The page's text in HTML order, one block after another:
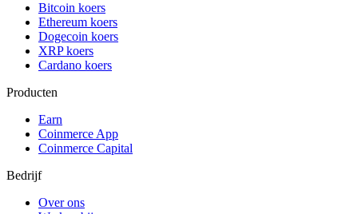
Bitcoin koers
Ethereum koers
Dogecoin koers
XRP koers
Cardano koers
Producten
Earn
Coinmerce App
Coinmerce Capital
Bedrijf
Over ons